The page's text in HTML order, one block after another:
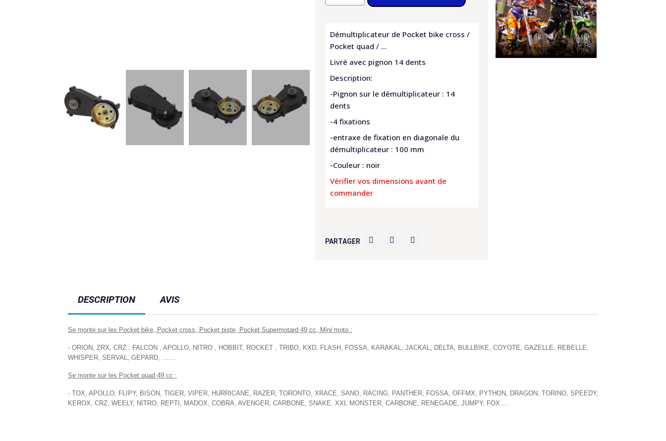
Démultiplicateur de Pocket bike cross /
Pocket quad / ...
Livré avec pignon 14 dents
Description:
-Pignon sur le démultiplicateur : 14
dents
-4 fixations
-entraxe de fixation en diagonale du
démultiplicateur : 100 mm
-Couleur : noir
Vérifier vos dimensions avant de
commander
PARTAGER
DESCRIPTION AVIS
Se monte sur les Pocket bike, Pocket cross, Pocket piste, Pocket Supermotard 49 cc, Mini moto :
- ORION, ZRX, CRZ , FALCON , APOLLO, NITRO , HOBBIT, ROCKET , TRIBO, KXD, FLASH, FOSSA, KARAKAL, JACKAL, DELTA, BULLBIKE, COYOTE, GAZELLE, REBELLE,
WHISPER, SERVAL, GEPARD, …….
Se monte sur les Pocket quad 49 cc :
- TOX, APOLLO, FLIPY, BISON, TIGER, VIPER, HURRICANE, RAZER, TORONTO, XRACE, SANO, RACING, PANTHER, FOSSA, OFFMX, PYTHON, DRAGON, TORINO, SPEEDY,
KEROX, CRZ, WEELY, NITRO, REPTI, MADOX, COBRA, AVENGER, CARBONE, SNAKE, XXL MONSTER, CARBONE, RENEGADE, JUMPY, FOX….